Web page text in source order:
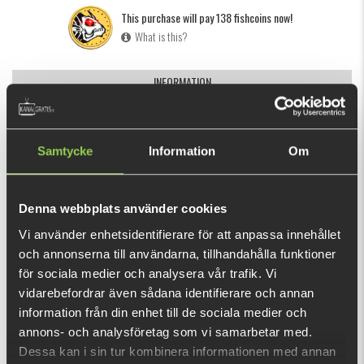
Samtycke Information Om
Denna webbplats använder cookies
Vi använder enhetsidentifierare för att anpassa innehållet
och annonserna till användarna, tillhandahålla funktioner
för sociala medier och analysera vår trafik. Vi
vidarebefordrar även sådana identifierare och annan
information från din enhet till de sociala medier och
annons- och analysföretag som vi samarbetar med.
Dessa kan i sin tur kombinera informationen med annan
This purchase will pay 138 fishcoins now!
What is this?
INFORMATION
The LMAB KØFI Splash Vibe 70F is one of the two new
popping and lots of splash. This bait is best animated with
straight and hardly breaks to the side.
The LMAB KØFI Splash Vibe 70F uses black nickel treble
hooks and black snap rings, which avoid unwanted light
reflections. In terms of sound, the Splash Vibe is discreetly
designed and there are no extra rattles. Only the balance
balls ensure a subtle clacking sound in their chambers and
make this bait a low sound hardbait. For extra
RECOMMENDED PRODUCTS